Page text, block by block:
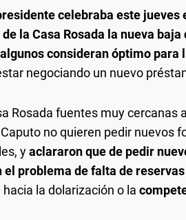
celebraba este jueves
la Casa Rosada la nueva
consideran óptimo
negociando un nuevo
Rosada fuentes muy cercanas
no quieren pedir nuevos
yaclararon que de pedir
problema de falta de reservas
la dolarización o la